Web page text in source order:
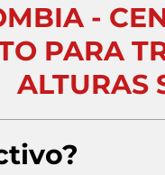
-
PARA
ALTURAS